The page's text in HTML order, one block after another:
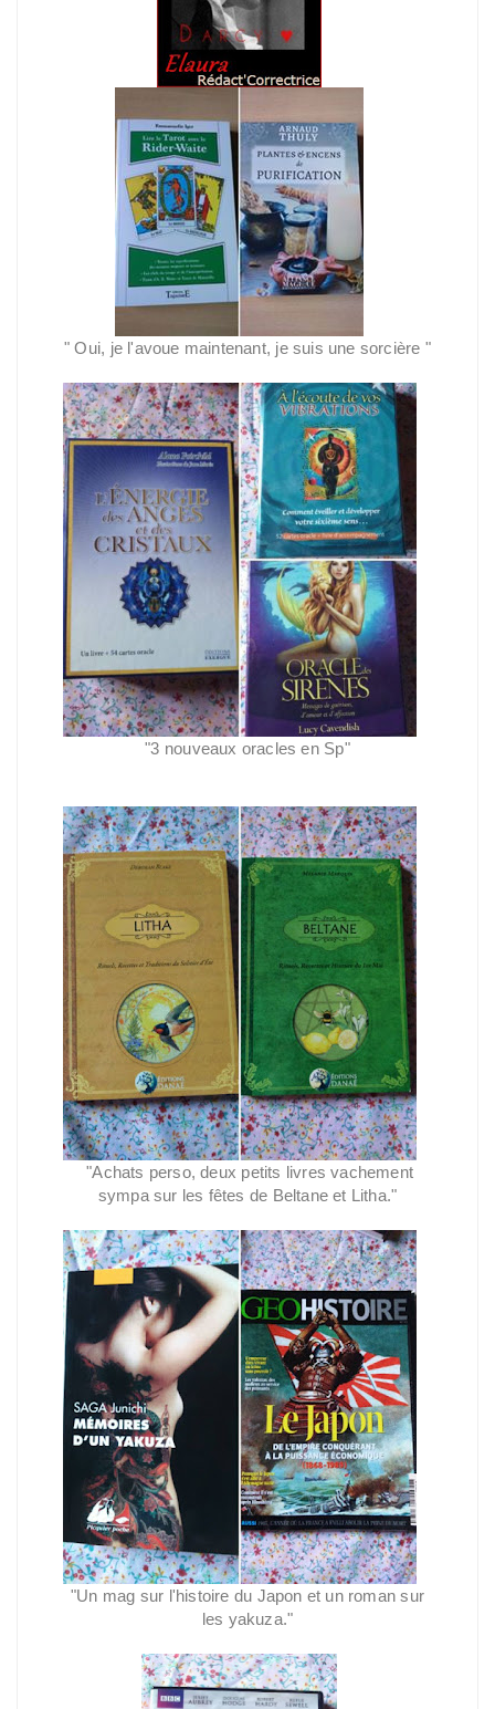
"Oui, je l'avoue maintenant, je suis une sorcière "
"3 nouveaux oracles en Sp"
"Achats perso, deux petits livres vachement
sympa sur les fêtes de Beltane et Litha."
"Un mag sur l'histoire du Japon et un roman sur
les yakuza."